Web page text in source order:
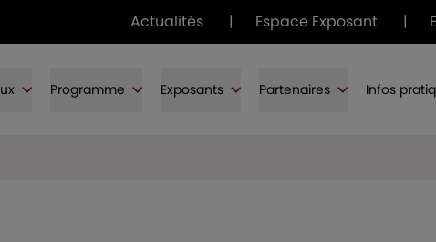
Actualités | Espace Exposant |
Programme Exposants Partenaires Infos